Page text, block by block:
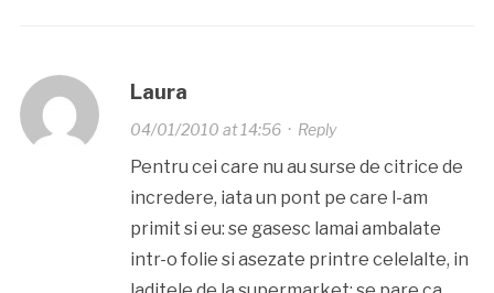
Laura
04/01/2010 at 14:56· Reply
Pentru cei care nu au surse de citrice de
incredere, iata un pont pe care l-am
primit si eu: se gasesc lamai ambalate
intr-o folie si asezate printre celelalte, in